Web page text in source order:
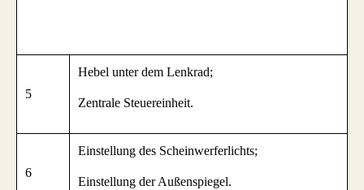
5
Hebel unter dem Lenkrad;
Zentrale Steuereinheit.
6
Einstellung des Scheinwerferlichts;
Einstellung der Außenspiegel.